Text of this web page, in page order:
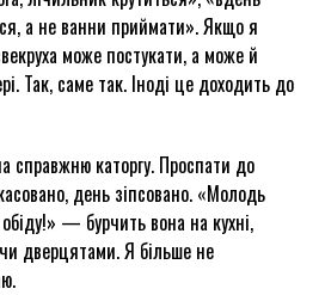
а не ванни приймати». Якщо я
може постукати, а може й
Так, саме так. Іноді це доходить до
справжню каторгу. Проспати до
день зіпсовано. «Молодь
— бурчить вона на кухні,
дверцятами. Я більше не